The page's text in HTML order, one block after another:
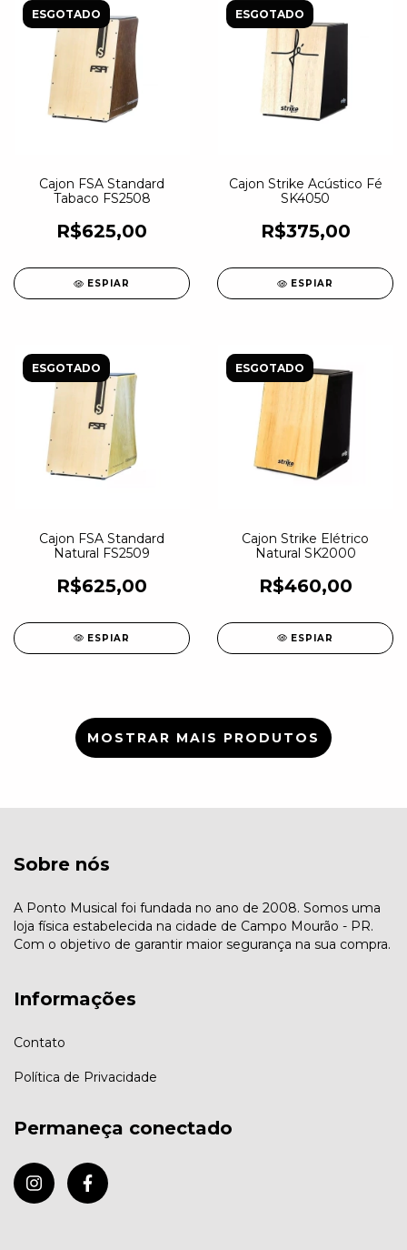
ESGOTADO
Cajon FSA Standard
Tabaco FS2508
R$625,00
ESPIAR
ESGOTADO
Cajon Strike Acústico Fé
SK4050
R$375,00
ESPIAR
ESGOTADO
Cajon FSA Standard
Natural FS2509
R$625,00
ESPIAR
ESGOTADO
Cajon Strike Elétrico
Natural SK2000
R$460,00
ESPIAR
MOSTRAR MAIS PRODUTOS
Sobre nós
A Ponto Musical foi fundada no ano de 2008. Somos uma
loja física estabelecida na cidade de Campo Mourão - PR.
Com o objetivo de garantir maior segurança na sua compra.
Informações
Contato
Política de Privacidade
Permaneça conectado